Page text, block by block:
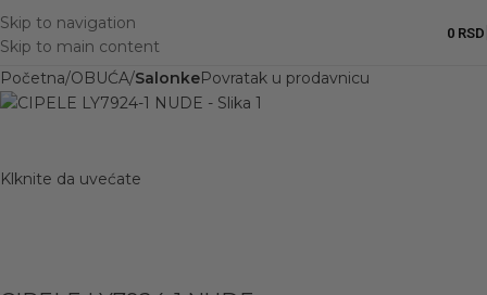
Skip to navigation
Skip to main content
0 RSD
Početna OBUĆA SalonkePovratak u prodavnicu
Klknite da uvećate